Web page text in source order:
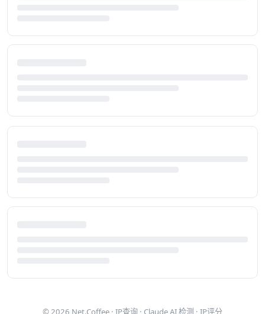
© 2026 Net.Coffee · IP查询 · Claude AI 检测 · IP评分